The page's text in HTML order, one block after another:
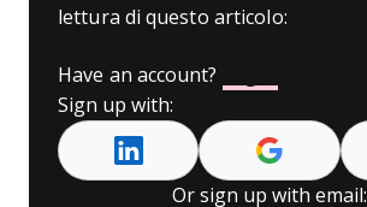
lettura di questo articolo:
Have an account?
Sign up with:
Or sign up with email: